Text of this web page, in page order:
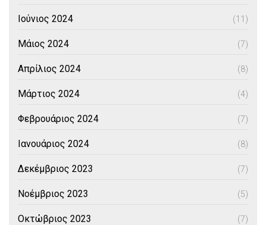
Ιούνιος 2024 (11)
Μάιος 2024 (7)
Απρίλιος 2024 (8)
Μάρτιος 2024 (4)
Φεβρουάριος 2024 (7)
Ιανουάριος 2024 (8)
Δεκέμβριος 2023 (7)
Νοέμβριος 2023 (5)
Οκτώβριος 2023 (7)